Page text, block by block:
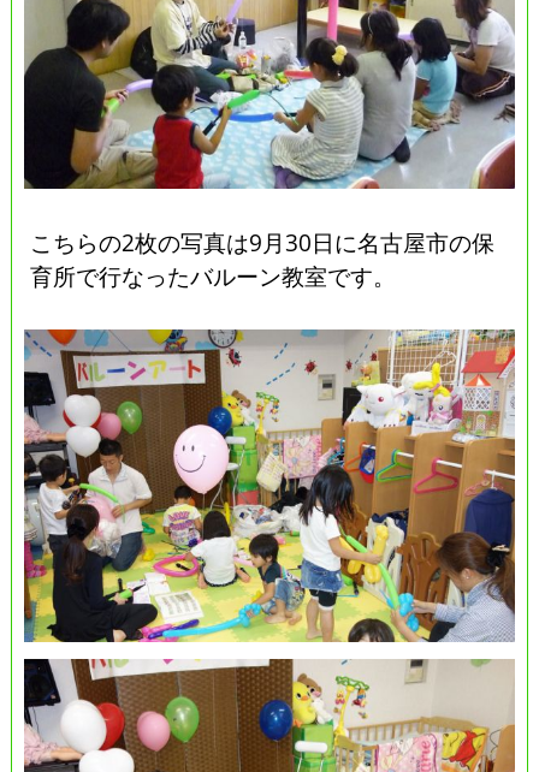
こちらの2枚の写真は9月30日に名古屋市の保
育所で行なったバルーン教室です。